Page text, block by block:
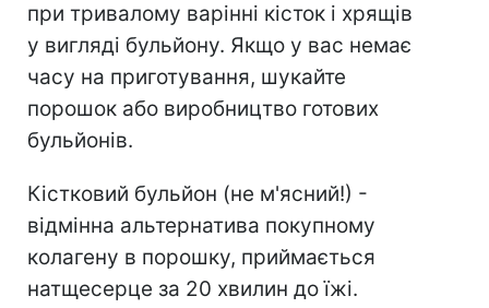
при тривалому варінні кісток і хрящів
у вигляді бульйону. Якщо у вас немає
часу на приготування, шукайте
порошок або виробництво готових
бульйонів.
Кістковий бульйон (не м'ясний!) -
відмінна альтернатива покупному
колагену в порошку, приймається
натщесерце за 20 хвилин до їжі.